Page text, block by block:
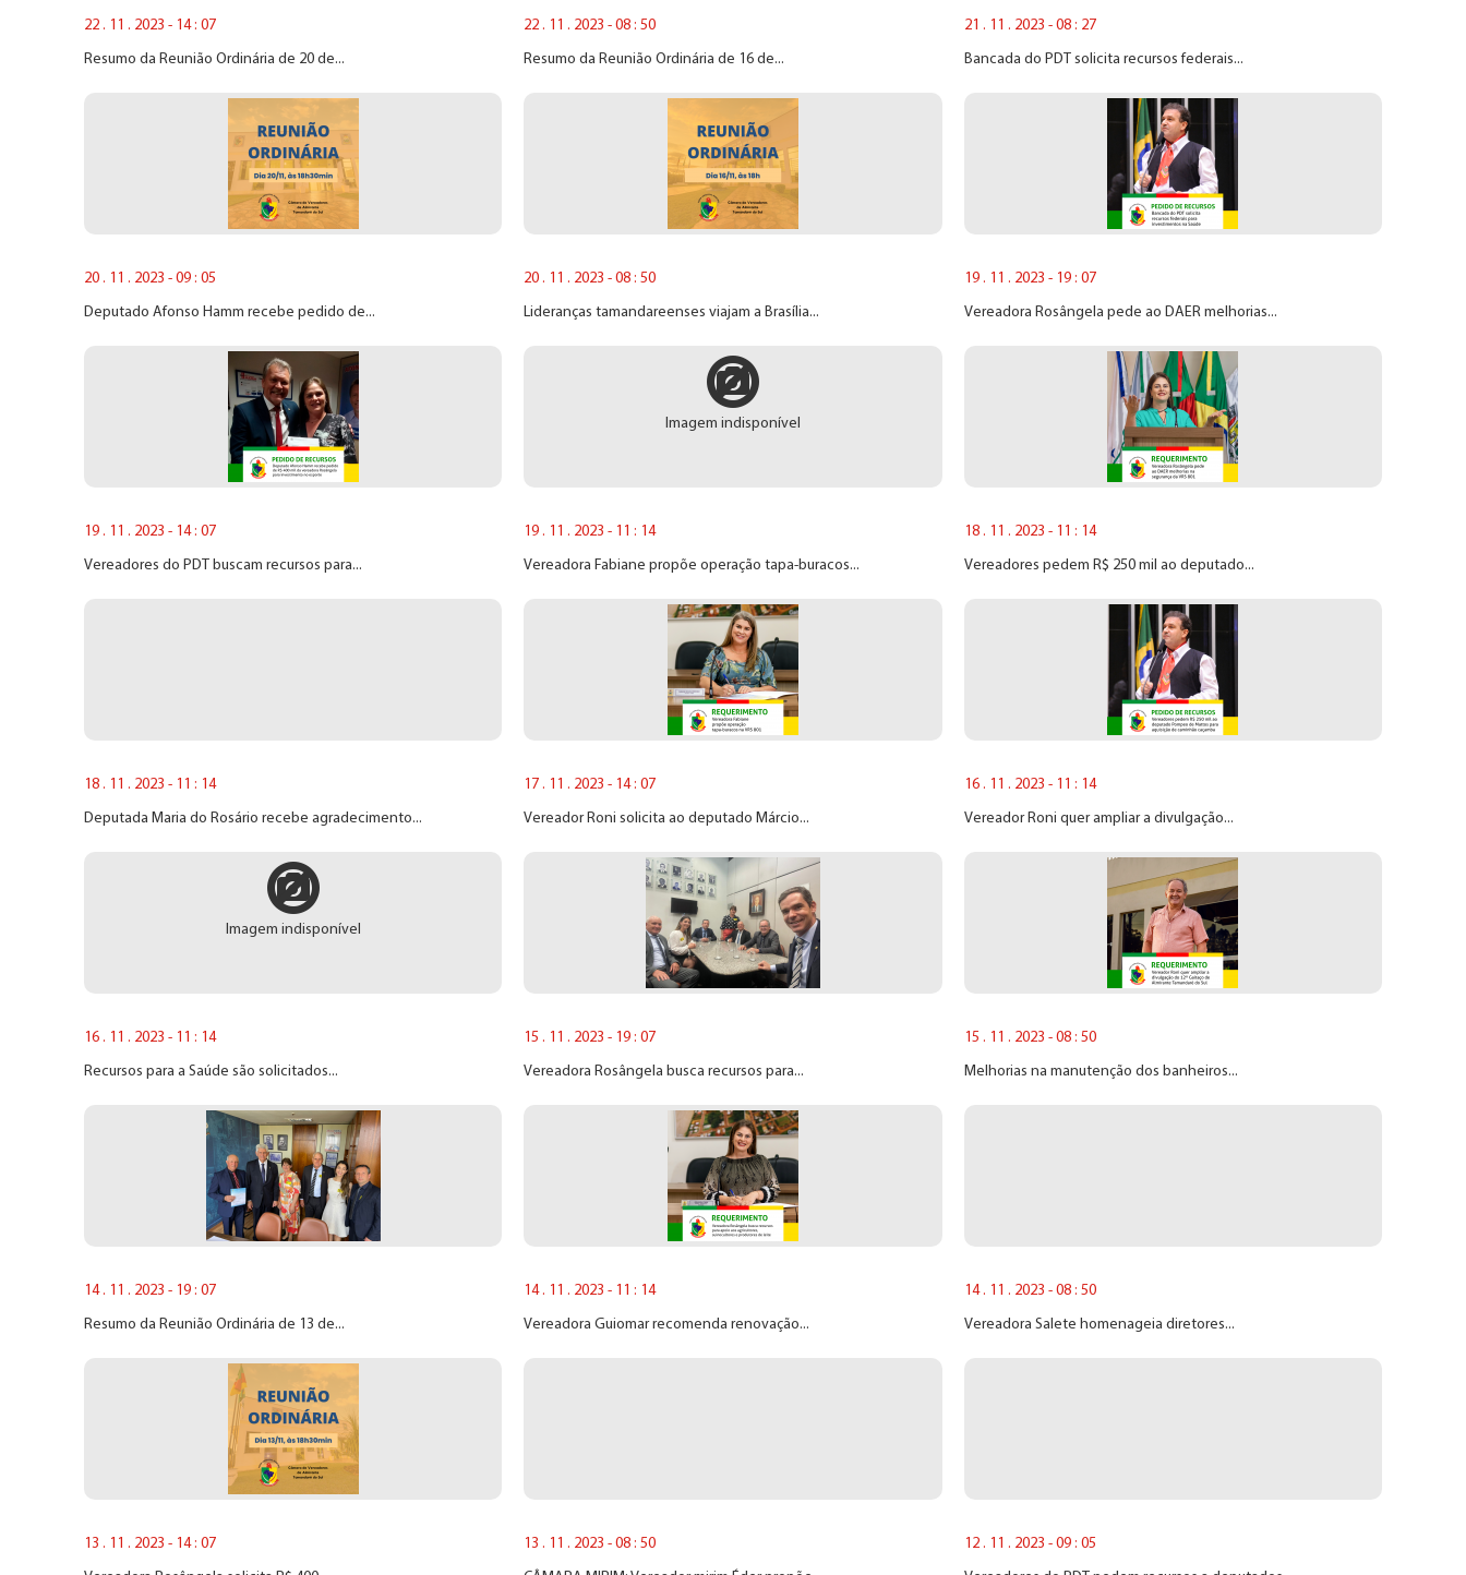
22 . 11 . 2023 - 14 : 07
Resumo da Reunião Ordinária de 20 de...
22 . 11 . 2023 - 08 : 50
Resumo da Reunião Ordinária de 16 de...
21 . 11 . 2023 - 08 : 27
Bancada do PDT solicita recursos federais...
20 . 11 . 2023 - 09 : 05
Deputado Afonso Hamm recebe pedido de...
20 . 11 . 2023 - 08 : 50
Lideranças tamandareenses viajam a Brasília...
Imagem indisponível
19 . 11 . 2023 - 19 : 07
Vereadora Rosângela pede ao DAER melhorias...
19 . 11 . 2023 - 14 : 07
Vereadores do PDT buscam recursos para...
19 . 11 . 2023 - 11 : 14
Vereadora Fabiane propõe operação tapa-buracos...
18 . 11 . 2023 - 11 : 14
Vereadores pedem R$ 250 mil ao deputado...
18 . 11 . 2023 - 11 : 14
Deputada Maria do Rosário recebe agradecimento...
Imagem indisponível
17 . 11 . 2023 - 14 : 07
Vereador Roni solicita ao deputado Márcio...
16 . 11 . 2023 - 11 : 14
Vereador Roni quer ampliar a divulgação...
16 . 11 . 2023 - 11 : 14
Recursos para a Saúde são solicitados...
15 . 11 . 2023 - 19 : 07
Vereadora Rosângela busca recursos para...
15 . 11 . 2023 - 08 : 50
Melhorias na manutenção dos banheiros...
14 . 11 . 2023 - 19 : 07
Resumo da Reunião Ordinária de 13 de...
14 . 11 . 2023 - 11 : 14
Vereadora Guiomar recomenda renovação...
14 . 11 . 2023 - 08 : 50
Vereadora Salete homenageia diretores...
13 . 11 . 2023 - 14 : 07 13 . 11 . 2023 - 08 : 50 12 . 11 . 2023 - 09 : 05